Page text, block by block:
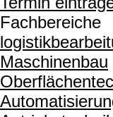
Fachbereiche
Maschinenbau